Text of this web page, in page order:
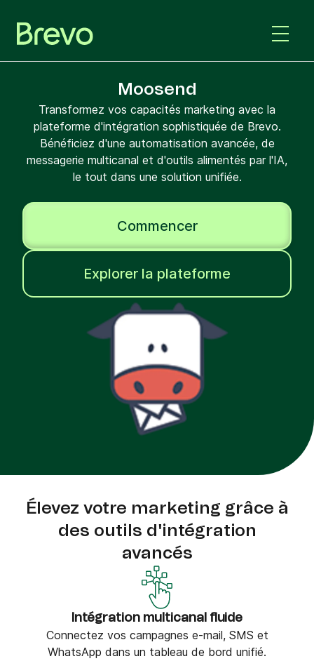
Moosend
Transformez vos capacités marketing avec la
plateforme d'intégration sophistiquée de Brevo.
Bénéficiez d'une automatisation avancée, de
messagerie multicanal et d'outils alimentés par l'IA,
le tout dans une solution unifiée.
Commencer
Explorer la plateforme
Élevez votre marketing grâce à
des outils d'intégration
avancés
Intégration multicanal fluide
Connectez vos campagnes e-mail, SMS et
WhatsApp dans un tableau de bord unifié.